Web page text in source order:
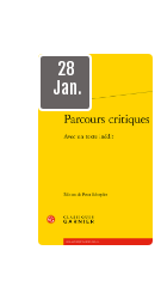
28
Jan.